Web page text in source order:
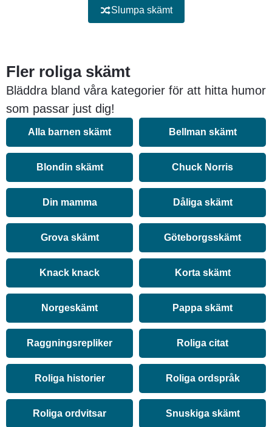
Slumpa skämt
Fler roliga skämt
Bläddra bland våra kategorier för att hitta humor
som passar just dig!
Alla barnen skämt Bellman skämt
Blondin skämt Chuck Norris
Din mamma Dåliga skämt
Grova skämt Göteborgsskämt
Knack knack Korta skämt
Norgeskämt Pappa skämt
Raggningsrepliker Roliga citat
Roliga historier Roliga ordspråk
Roliga ordvitsar Snuskiga skämt